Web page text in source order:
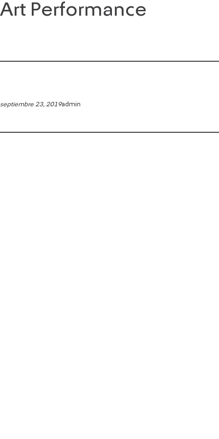
Saltar
al
Art Performance
septiembre 23, 2019admin